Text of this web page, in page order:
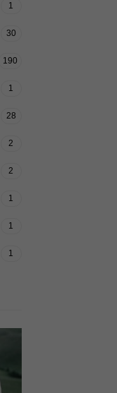
1
30
190
1
28
2
2
1
1
1